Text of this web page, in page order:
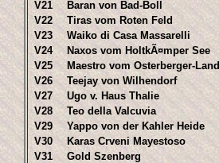
V21
Baran von Bad-Boll
V22
Tiras vom Roten Feld
V23
Waiko di Casa Massarelli
V24
Naxos vom HoltkÃ¤mper See
V25
Maestro vom Osterberger-Land
V26
Teejay von Wilhendorf
V27
Ugo v. Haus Thalie
V28
Teo della Valcuvia
V29
Yappo von der Kahler Heide
V30
Karas Crveni Mayestoso
V31
Gold Szenberg